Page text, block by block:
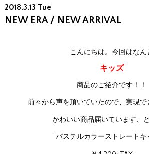
2018.3.13 Tue
NEW ERA / NEW ARRIVAL
こんにちは。今回はなん
キッズ
商品のご紹介です！！
前々から声を頂いていたので、実現で
かわいい商品届いています、
“パステルカラーストレートキ